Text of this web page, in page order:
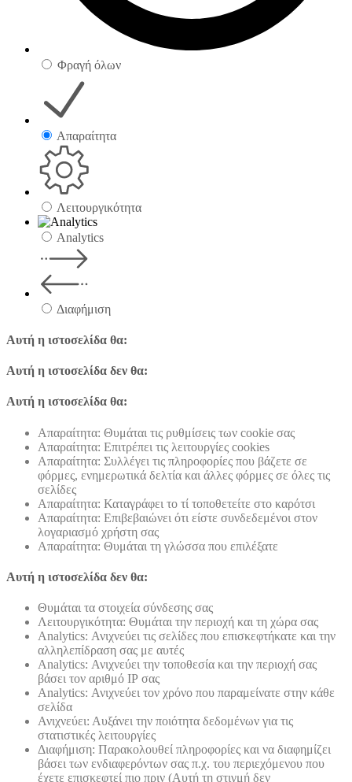
Φραγή όλων
Απαραίτητα
Λειτουργικότητα
Analytics
Διαφήμιση
Αυτή η ιστοσελίδα θα:
Αυτή η ιστοσελίδα δεν θα:
Αυτή η ιστοσελίδα θα:
Απαραίτητα: Θυμάται τις ρυθμίσεις των cookie σας
Απαραίτητα: Επιτρέπει τις λειτουργίες cookies
Απαραίτητα: Συλλέγει τις πληροφορίες που βάζετε σε
φόρμες, ενημερωτικά δελτία και άλλες φόρμες σε όλες τις
σελίδες
Απαραίτητα: Καταγράφει το τί τοποθετείτε στο καρότσι
Απαραίτητα: Επιβεβαιώνει ότι είστε συνδεδεμένοι στον
λογαριασμό χρήστη σας
Απαραίτητα: Θυμάται τη γλώσσα που επιλέξατε
Αυτή η ιστοσελίδα δεν θα:
Θυμάται τα στοιχεία σύνδεσης σας
Λειτουργικότητα: Θυμάται την περιοχή και τη χώρα σας
Analytics: Ανιχνεύει τις σελίδες που επισκεφτήκατε και την
αλληλεπίδραση σας με αυτές
Analytics: Ανιχνεύει την τοποθεσία και την περιοχή σας
βάσει τον αριθμό ΙΡ σας
Analytics: Ανιχνεύει τον χρόνο που παραμείνατε στην κάθε
σελίδα
Ανιχνεύει: Αυξάνει την ποιότητα δεδομένων για τις
στατιστικές λειτουργίες
Διαφήμιση: Παρακολουθεί πληροφορίες και να διαφημίζει
βάσει των ενδιαφερόντων σας π.χ. του περιεχόμενου που
έχετε επισκεφτεί πιο πριν (Αυτή τη στιγμή δεν